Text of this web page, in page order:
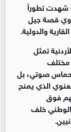
شهدت تطوراً
قصة جيل
والدولية.
تمثل
مختلف
حماس صوتي، بل
الذي يمنح
فوق
خلف